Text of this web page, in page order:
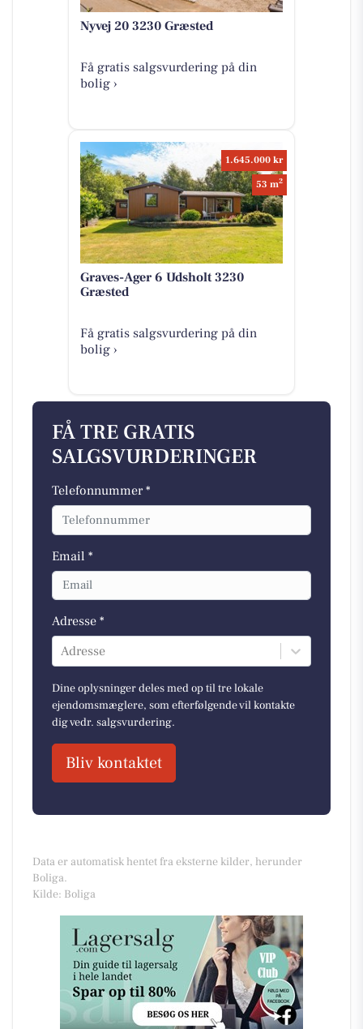
Nyvej 20 3230 Græsted
Få gratis salgsvurdering på din
bolig ›
1.645.000 kr
53 m2
Graves-Ager 6 Udsholt 3230
Græsted
Få gratis salgsvurdering på din
bolig ›
FÅ TRE GRATIS
SALGSVURDERINGER
Telefonnummer *
Email *
Adresse *
Adresse
Dine oplysninger deles med op til tre lokale
ejendomsmæglere, som efterfølgende vil kontakte
dig vedr. salgsvurdering.
Bliv kontaktet
Data er automatisk hentet fra eksterne kilder, herunder
Boliga.
Kilde: Boliga